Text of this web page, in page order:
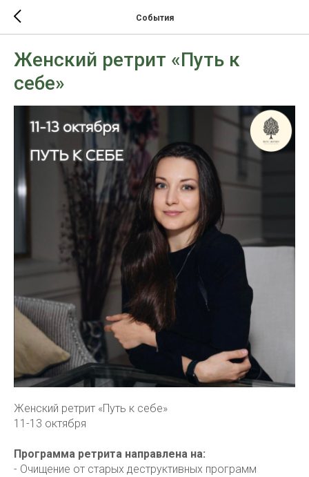
События
Женский ретрит «Путь к
себе»
Женский ретрит «Путь к себе»
11-13 октября
Программа ретрита направлена на:
- Очищение от старых деструктивных программ